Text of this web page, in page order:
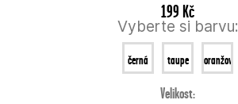
199 Kč
Vyberte si barvu:
černá taupe oranžová
Velikost: